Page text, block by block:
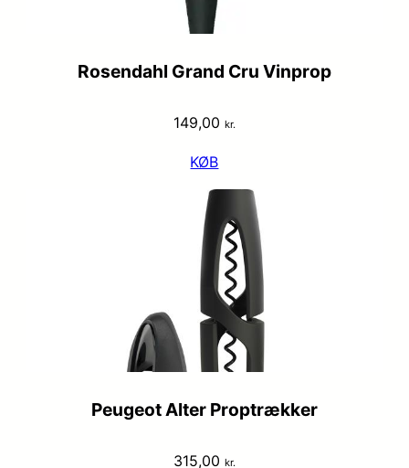
Rosendahl Grand Cru Vinprop
149,00 kr.
KØB
Peugeot Alter Proptrækker
315,00 kr.